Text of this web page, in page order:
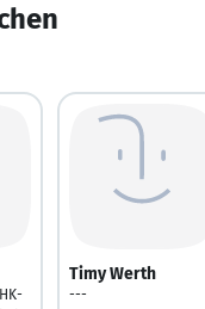
Timy Werth
---